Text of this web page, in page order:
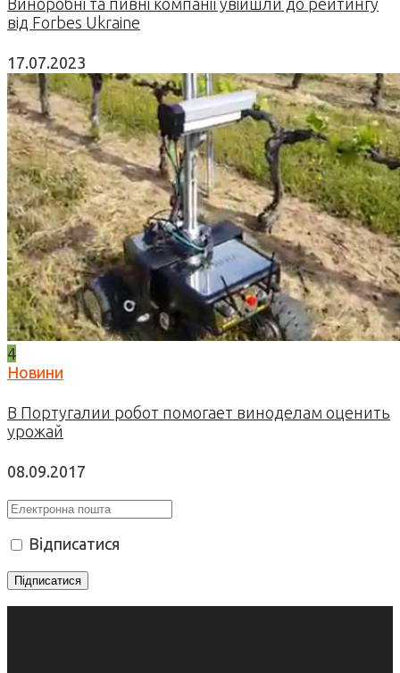
від Forbes Ukraine
17.07.2023
4
Новини
В Португалии робот помогает виноделам оценить
урожай
08.09.2017
Відписатися